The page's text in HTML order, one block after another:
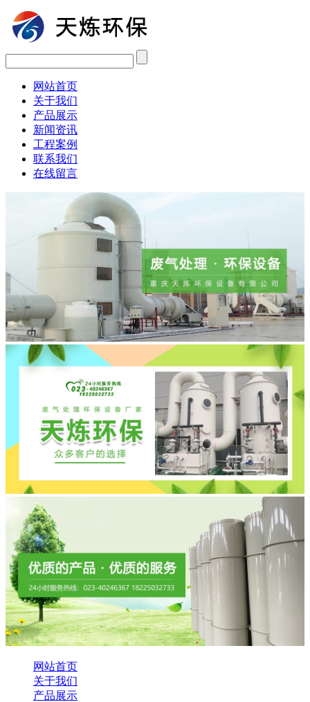
网站首页
关于我们
产品展示
新闻资讯
工程案例
联系我们
在线留言
网站首页
关于我们
产品展示